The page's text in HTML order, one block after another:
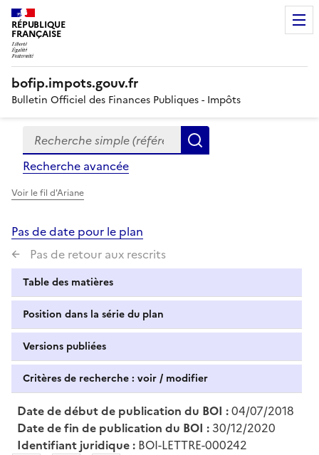
RÉPUBLIQUE
FRANÇAISE
bofip.impots.gouv.fr
Bulletin Officiel des Finances Publiques - Impôts
Formulaire
de
recherche
Recherche simple (références, mots clés, partie du
Recherche avancée
Voir le fil d'Ariane
Pas de date pour le plan
Pas de retour aux rescrits
Table des matières
Position dans la série du plan
Versions publiées
Critères de recherche : voir / modifier
Date de début de publication du BOI :04/07/2018
Date de fin de publication du BOI : 30/12/2020
Identifiant juridique : BOI-LETTRE-000242